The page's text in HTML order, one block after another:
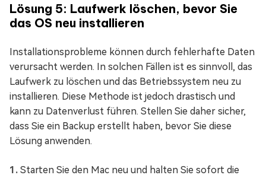
Lösung 5: Laufwerk löschen, bevor Sie
das OS neu installieren
Installationsprobleme können durch fehlerhafte Daten
verursacht werden. In solchen Fällen ist es sinnvoll, das
Laufwerk zu löschen und das Betriebssystem neu zu
installieren. Diese Methode ist jedoch drastisch und
kann zu Datenverlust führen. Stellen Sie daher sicher,
dass Sie ein Backup erstellt haben, bevor Sie diese
Lösung anwenden.
Starten Sie den Mac neu und halten Sie sofort die